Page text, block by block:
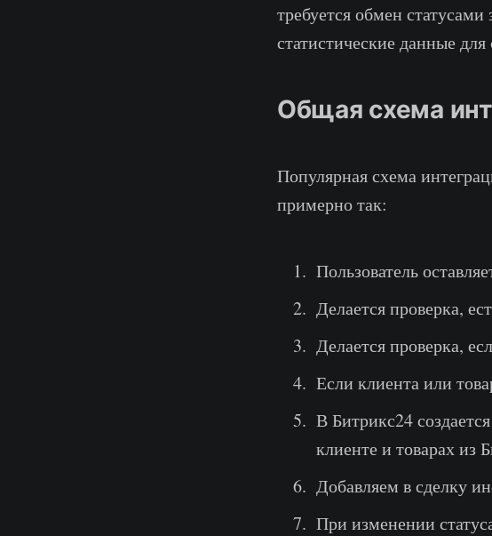
требуется обмен
статистические данные
Общая схема
Популярная схема
примерно так:
Пользователь
Делается проверка,
Делается проверка,
Если клиента или
В Битрикс24
клиенте и товарах из
Добавляем в сделку
При изменении